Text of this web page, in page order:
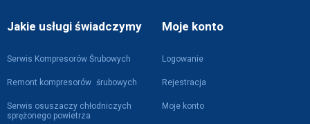
Jakie usługi świadczymy
Serwis Kompresorów Śrubowych
Remont kompresorów śrubowych
Serwis osuszaczy chłodniczych
sprężonego powietrza
Moje konto
Logowanie
Rejestracja
Moje konto